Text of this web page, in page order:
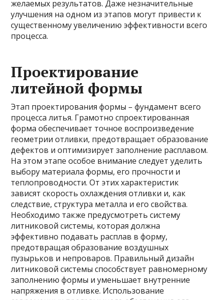
желаемых результатов. Даже незначительные
улучшения на одном из этапов могут привести к
существенному увеличению эффективности всего
процесса.
Проектирование
литейной формы
Этап проектирования формы – фундамент всего
процесса литья. Грамотно спроектированная
форма обеспечивает точное воспроизведение
геометрии отливки, предотвращает образование
дефектов и оптимизирует заполнение расплавом.
На этом этапе особое внимание следует уделить
выбору материала формы, его прочности и
теплопроводности. От этих характеристик
зависят скорость охлаждения отливки и, как
следствие, структура металла и его свойства.
Необходимо также предусмотреть систему
литниковой системы, которая должна
эффективно подавать расплав в форму,
предотвращая образование воздушных
пузырьков и непроваров. Правильный дизайн
литниковой системы способствует равномерному
заполнению формы и уменьшает внутренние
напряжения в отливке. Использование